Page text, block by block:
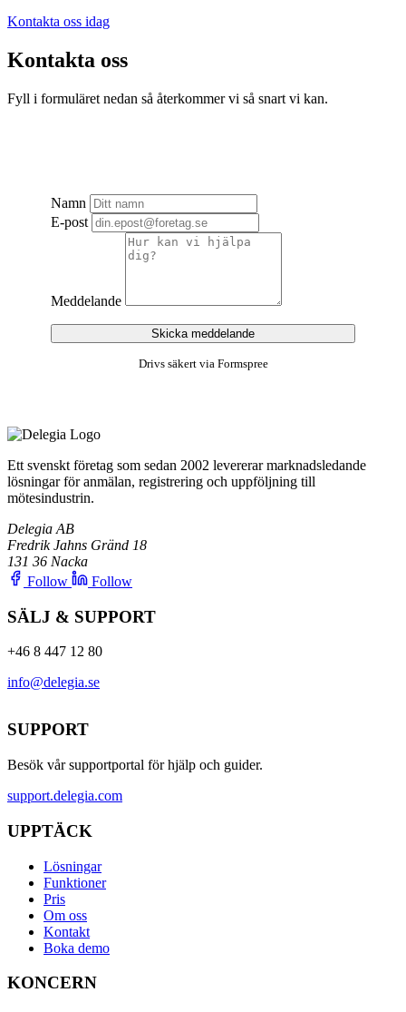
Kontakta oss idag
Kontakta oss
Fyll i formuläret nedan så återkommer vi så snart vi kan.
Namn
E-post
Meddelande
Skicka meddelande
Drivs säkert via Formspree
Ett svenskt företag som sedan 2002 levererar marknadsledande
lösningar för anmälan, registrering och uppföljning till
mötesindustrin.
Delegia AB
Fredrik Jahns Gränd 18
131 36 Nacka
Follow
Follow
SÄLJ & SUPPORT
+46 8 447 12 80
info@delegia.se
SUPPORT
Besök vår supportportal för hjälp och guider.
support.delegia.com
UPPTÄCK
Lösningar
Funktioner
Pris
Om oss
Kontakt
Boka demo
KONCERN